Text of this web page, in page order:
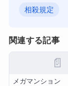
相殺規定
関連する記事
📄
メガマンション